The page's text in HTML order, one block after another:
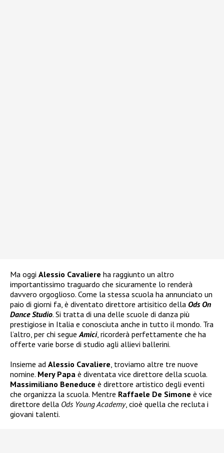
Ma oggi Alessio Cavaliere ha raggiunto un altro
importantissimo traguardo che sicuramente lo renderà
davvero orgoglioso. Come la stessa scuola ha annunciato un
paio di giorni fa, è diventato direttore artisitico della Ods On
Dance Studio. Si tratta di una delle scuole di danza più
prestigiose in Italia e conosciuta anche in tutto il mondo. Tra
l’altro, per chi segueAmici, ricorderà perfettamente che ha
offerte varie borse di studio agli allievi ballerini.
Insieme ad Alessio Cavaliere, troviamo altre tre nuove
nomine. Mery Papa è diventata vice direttore della scuola.
Massimiliano Beneduce è direttore artistico degli eventi
che organizza la scuola. Mentre Raffaele De Simone è vice
direttore della Ods Young Academy, cioè quella che recluta i
giovani talenti.